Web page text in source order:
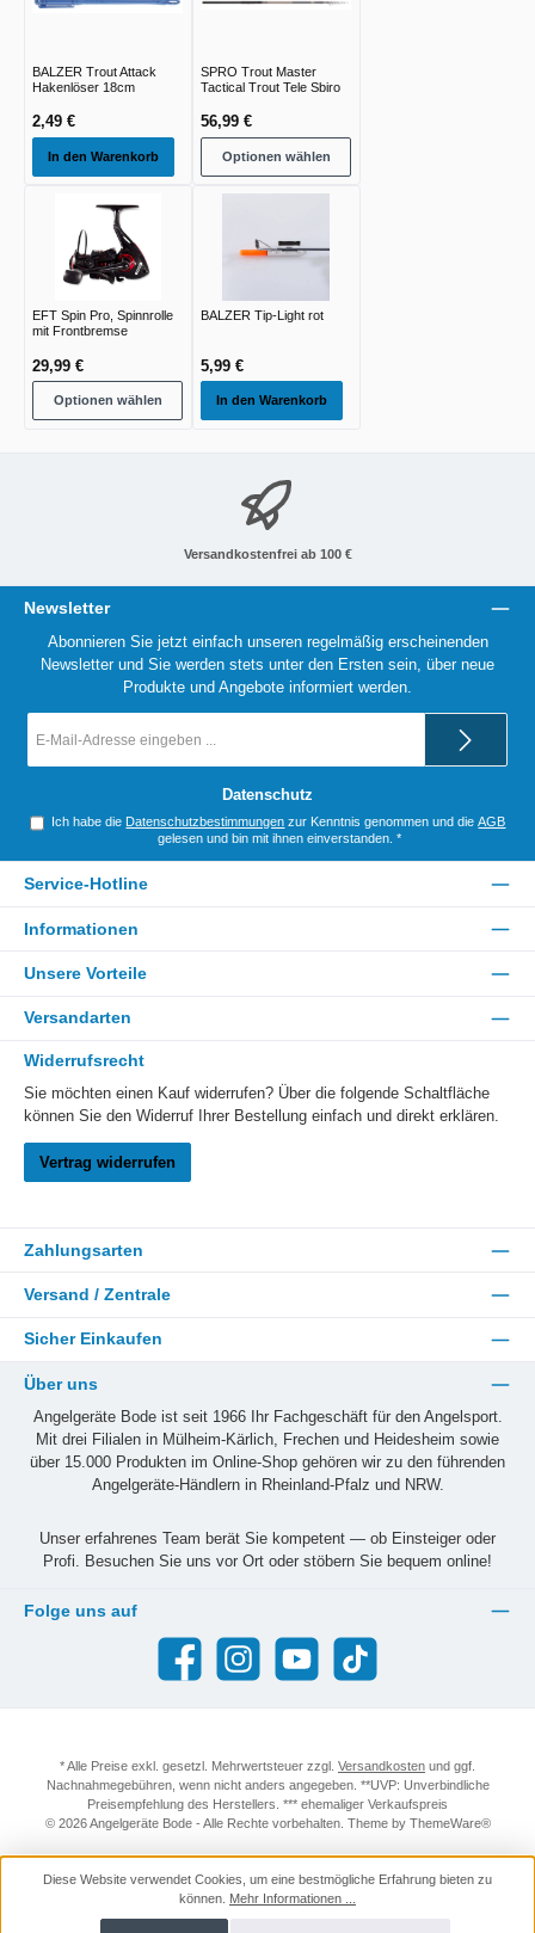
BALZER Trout Attack
Hakenlöser 18cm
2,49 €
In den Warenkorb
SPRO Trout Master
Tactical Trout Tele Sbiro
56,99 €
Optionen wählen
EFT Spin Pro, Spinnrolle
mit Frontbremse
29,99 €
Optionen wählen
BALZER Tip-Light rot
5,99 €
In den Warenkorb
Versandkostenfrei ab 100 €
Newsletter
Abonnieren Sie jetzt einfach unseren regelmäßig erscheinenden
Newsletter und Sie werden stets unter den Ersten sein, über neue
Produkte und Angebote informiert werden.
Mail-
Datenschutz
Ich habe die Datenschutzbestimmungen zur Kenntnis genommen und dieAGB
gelesen und bin mit ihnen einverstanden. *
Service-Hotline
Informationen
Unsere Vorteile
Versandarten
Widerrufsrecht
Sie möchten einen Kauf widerrufen? Über die folgende Schaltfläche
können Sie den Widerruf Ihrer Bestellung einfach und direkt erklären.
Vertrag widerrufen
Zahlungsarten
Versand / Zentrale
Sicher Einkaufen
Über uns
Angelgeräte Bode ist seit 1966 Ihr Fachgeschäft für den Angelsport.
Mit drei Filialen in Mülheim-Kärlich, Frechen und Heidesheim sowie
über 15.000 Produkten im Online-Shop gehören wir zu den führenden
Angelgeräte-Händlern in Rheinland-Pfalz und NRW.
Unser erfahrenes Team berät Sie kompetent — ob Einsteiger oder
Profi. Besuchen Sie uns vor Ort oder stöbern Sie bequem online!
Folge uns auf
Facebook Instagram YouTube TikTok
* Alle Preise exkl. gesetzl. Mehrwertsteuer zzgl. Versandkosten und ggf.
Nachnahmegebühren, wenn nicht anders angegeben. **UVP: Unverbindliche
Preisempfehlung des Herstellers. *** ehemaliger Verkaufspreis
© 2026 Angelgeräte Bode - Alle Rechte vorbehalten. Theme by ThemeWare®
Diese Website verwendet Cookies, um eine bestmögliche Erfahrung bieten zu
können. Mehr Informationen ...